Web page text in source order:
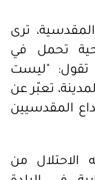
ترى
تحمل في
تقول: "ليست
تعبّر عن
المقدسيين
الاحتلال من